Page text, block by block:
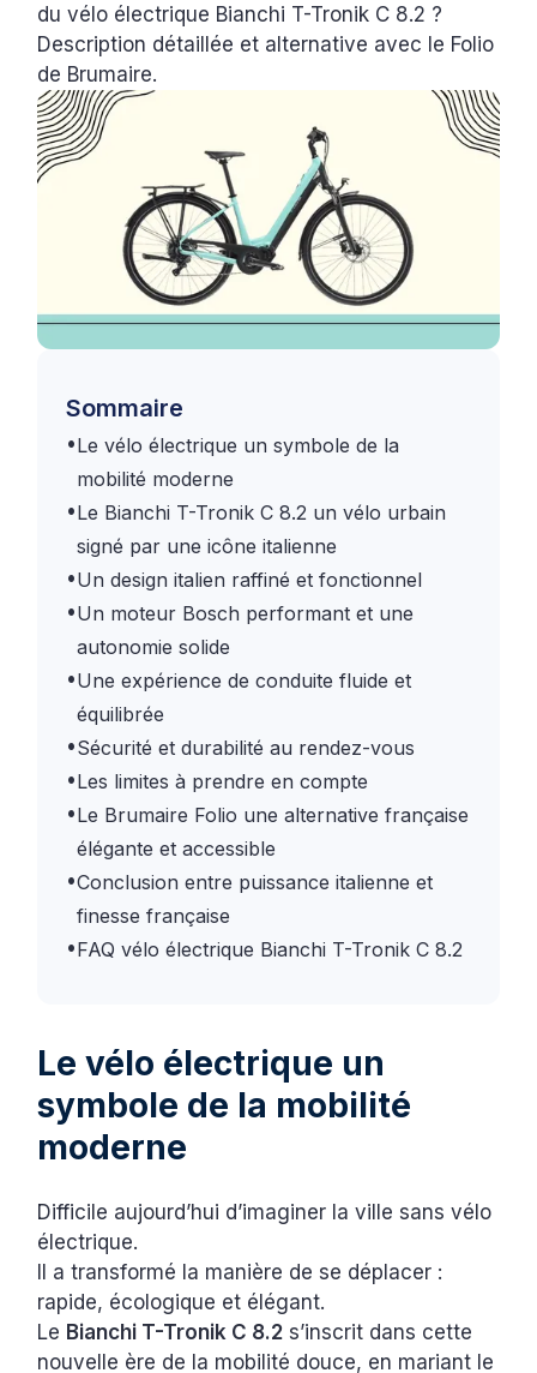
du vélo électrique Bianchi T-Tronik C 8.2 ?
Description détaillée et alternative avec le Folio
de Brumaire.
Sommaire
•Le vélo électrique un symbole de la
mobilité moderne
•Le Bianchi T-Tronik C 8.2 un vélo urbain
signé par une icône italienne
•Un design italien raffiné et fonctionnel
•Un moteur Bosch performant et une
autonomie solide
•Une expérience de conduite fluide et
équilibrée
•Sécurité et durabilité au rendez-vous
•Les limites à prendre en compte
•Le Brumaire Folio une alternative française
élégante et accessible
•Conclusion entre puissance italienne et
finesse française
•FAQ vélo électrique Bianchi T-Tronik C 8.2
Le vélo électrique un
symbole de la mobilité
moderne
Difficile aujourd’hui d’imaginer la ville sans vélo
électrique.
Il a transformé la manière de se déplacer :
rapide, écologique et élégant.
Le Bianchi T-Tronik C 8.2 s’inscrit dans cette
nouvelle ère de la mobilité douce, en mariant le